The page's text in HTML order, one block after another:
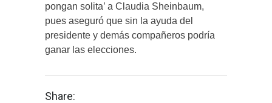
pongan solita’ a Claudia Sheinbaum,
pues aseguró que sin la ayuda del
presidente y demás compañeros podría
ganar las elecciones.
Share: